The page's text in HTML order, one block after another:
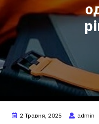
2 Травня, 2025 admin